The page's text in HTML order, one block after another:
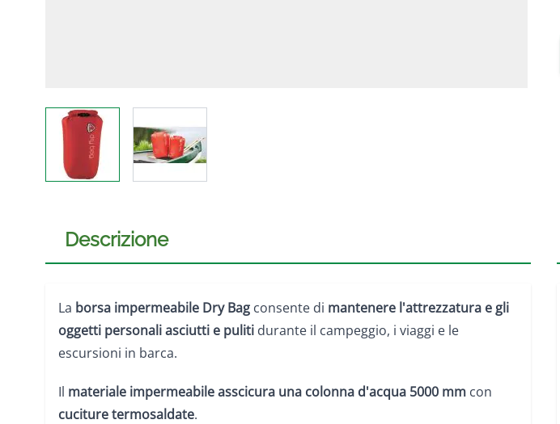
View larger image
Descrizione
La borsa impermeabile Dry Bag consente di mantenere l'attrezzatura e gli
oggetti personali asciutti e puliti durante il campeggio, i viaggi e le
escursioni in barca.
Il materiale impermeabile asscicura una colonna d'acqua 5000 mm con
cuciture termosaldate.